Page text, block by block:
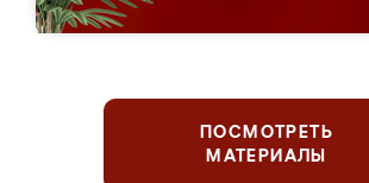
ПОСМОТРЕТЬ
МАТЕРИАЛЫ